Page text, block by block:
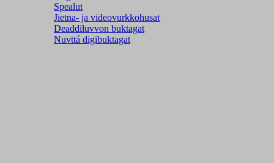
Spealut
Jietna- ja videovurkkohusat
Deaddiluvvon buktagat
Nuvttá digibuktagat